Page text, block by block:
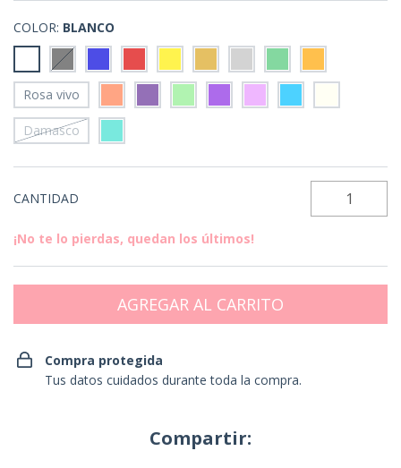
COLOR: BLANCO
Rosa vivo
Damasco
CANTIDAD
¡No te lo pierdas, quedan los últimos!
Compra protegida
Tus datos cuidados durante toda la compra.
Compartir: